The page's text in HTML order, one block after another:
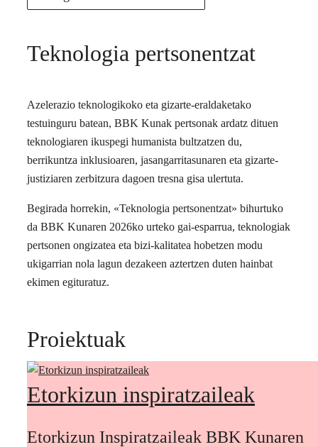
Teknologia pertsonentzat
Azelerazio teknologikoko eta gizarte-eraldaketako
testuinguru batean, BBK Kunak pertsonak ardatz dituen
teknologiaren ikuspegi humanista bultzatzen du,
berrikuntza inklusioaren, jasangarritasunaren eta gizarte-
justiziaren zerbitzura dagoen tresna gisa ulertuta.
Begirada horrekin, «Teknologia pertsonentzat» bihurtuko
da BBK Kunaren 2026ko urteko gai-esparrua, teknologiak
pertsonen ongizatea eta bizi-kalitatea hobetzen modu
ukigarrian nola lagun dezakeen aztertzen duten hainbat
ekimen egituratuz.
Proiektuak
Etorkizun inspiratzaileak
Etorkizun Inspiratzaileak BBK Kunaren